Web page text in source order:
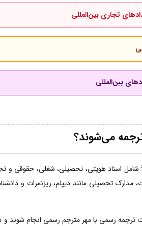
تجاری بین‌المللی
بین‌المللی
ترجمه می‌شوند؟
اسناد هویتی، تحصیلی، شغلی، حقوقی و
مدارک تحصیلی مانند دیپلم، ریزنمرات و
رسمی با مهر مترجم رسمی انجام شوند و